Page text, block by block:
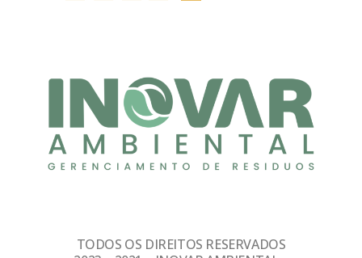
TODOS OS DIREITOS RESERVADOS